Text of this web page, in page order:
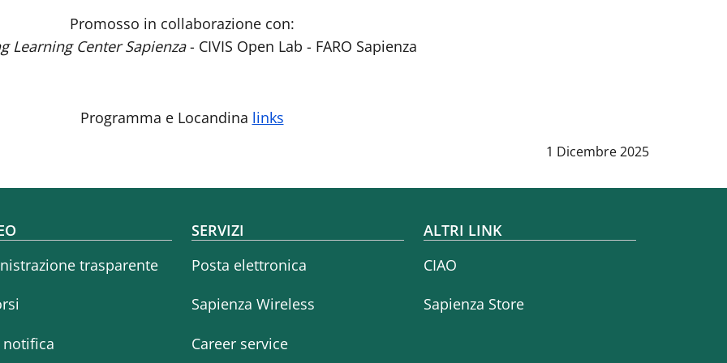
Promosso in collaborazione con:
Learning Center Sapienza- CIVIS Open Lab - FARO Sapienza
Programma e Locandina links
Data notizia:
1 Dicembre 2025
menu
trasparente
SERVIZI
Posta elettronica
Sapienza Wireless
Career service
ALTRI LINK
CIAO
Sapienza Store